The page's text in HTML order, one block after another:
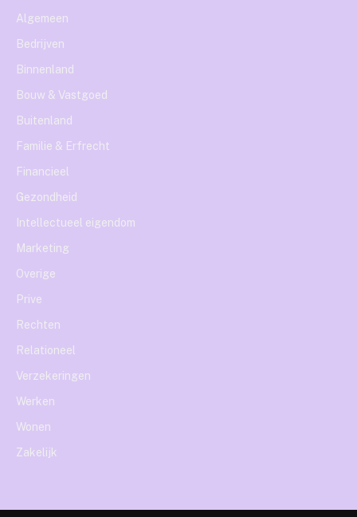
Algemeen
Bedrijven
Binnenland
Bouw & Vastgoed
Buitenland
Familie & Erfrecht
Financieel
Gezondheid
Intellectueel eigendom
Marketing
Overige
Prive
Rechten
Relationeel
Verzekeringen
Werken
Wonen
Zakelijk